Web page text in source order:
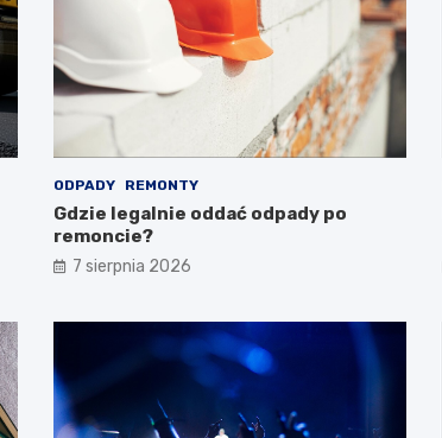
ODPADY REMONTY
Gdzie legalnie oddać odpady po
remoncie?
7 sierpnia 2026